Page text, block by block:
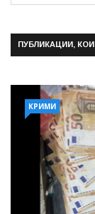
ПУБЛИКАЦИИ,
КРИМИ